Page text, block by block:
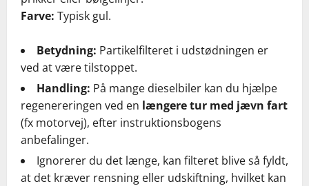
Farve: Typisk gul.
Betydning: Partikelfilteret i udstødningen er
ved at være tilstoppet.
Handling: På mange dieselbiler kan du hjælpe
regenereringen ved en længere tur med jævn fart
(fx motorvej), efter instruktionsbogens
anbefalinger.
Ignorerer du det længe, kan filteret blive så fyldt,
at det kræver rensning eller udskiftning, hvilket kan